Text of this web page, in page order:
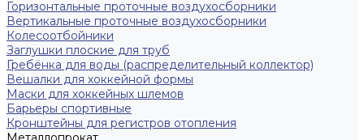
Горизонтальные проточные воздухосборники
Вертикальные проточные воздухосборники
Колесоотбойники
Заглушки плоские для труб
Гребёнка для воды (распределительный коллектор)
Вешалки для хоккейной формы
Маски для хоккейных шлемов
Барьеры спортивные
Кронштейны для регистров отопления